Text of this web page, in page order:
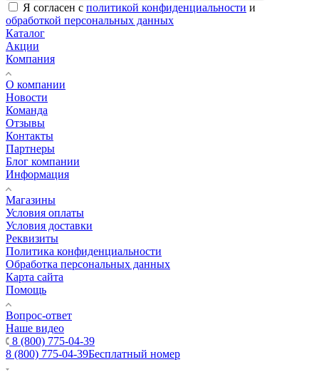
Я согласен с политикой конфиденциальности и
обработкой персональных данных
Каталог
Акции
Компания
О компании
Новости
Команда
Отзывы
Контакты
Партнеры
Блог компании
Информация
Магазины
Условия оплаты
Условия доставки
Реквизиты
Политика конфиденциальности
Обработка персональных данных
Карта сайта
Помощь
Вопрос-ответ
Наше видео
8 (800) 775-04-39
8 (800) 775-04-39Бесплатный номер